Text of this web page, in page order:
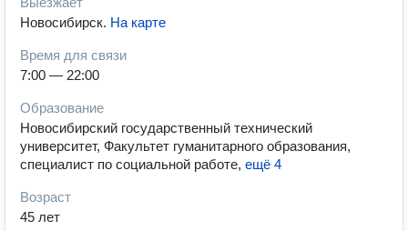
Новосибирск. На карте
Время для связи
7:00 — 22:00
Образование
Новосибирский государственный технический
университет, Факультет гуманитарного образования,
специалист по социальной работе, ещё 4
Возраст
45 лет